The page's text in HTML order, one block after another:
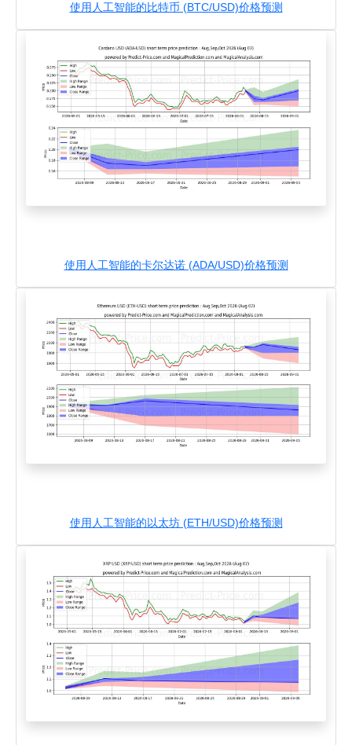
使用人工智能的比特币 (BTC/USD)价格预测
使用人工智能的卡尔达诺 (ADA/USD)价格预测
使用人工智能的以太坊 (ETH/USD)价格预测